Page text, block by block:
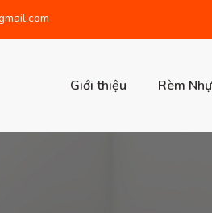
Giới thiệu Rèm